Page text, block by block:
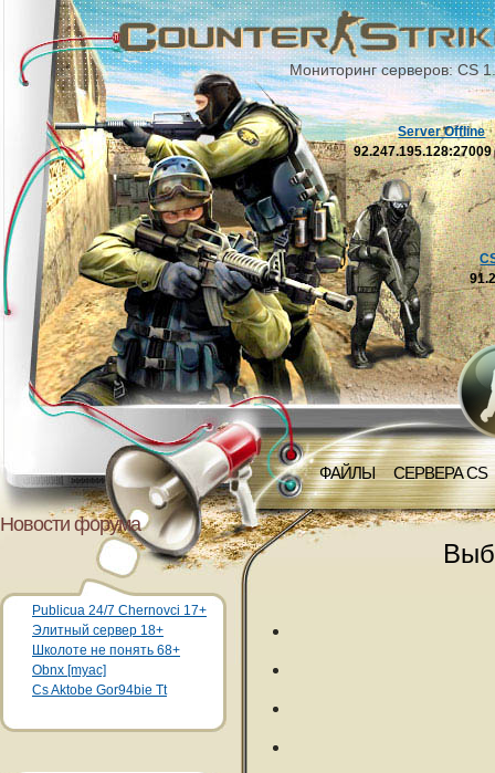
Мониторинг серверов: CS
ФАЙЛЫ СЕРВЕРА CS
Server Offline
92.247.195.128:27009
Новости форума
Publicua 24/7 Chernovci 17+
Элитный сервер 18+
Школоте не понять 68+
Obnx [myac]
Cs Aktobe Gor94bie Tt